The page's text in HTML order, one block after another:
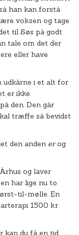
han kan forstå
voksen og tage
til Søs på godt
tale om det der
eller have
udkårne i et alt for
er ikke
den. Den går
træffe så bevidst
den anden erog
og laver
har lige nu to
til-mølle. En
1500 kr.
kan du få en tid